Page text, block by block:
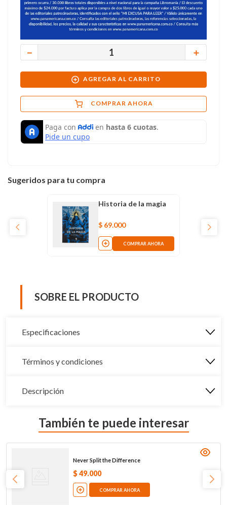
＋
－
AGREGAR AL CARRITO
COMPRAR AHORA
Sugeridos para tu compra
Historia de la magia
$ 69.000
COMPRAR AHORA
SOBRE EL PRODUCTO
Especificaciones
Términos y condiciones
Descripción
También te puede interesar
Never Split the Difference
$ 49.000
COMPRAR AHORA